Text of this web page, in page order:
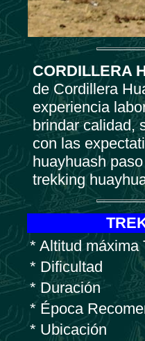
CORDILLERA
de Cordillera
experiencia
brindar calidad,
con las
huayhuash
trekking
* Altitud máxima
* Dificultad
* Duración
* Época
* Ubicación